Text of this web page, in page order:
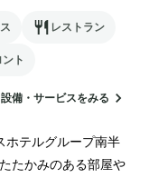
レストラン
ト
設備・サービスをみる
ホテルグループ南半
たかみのある部屋や